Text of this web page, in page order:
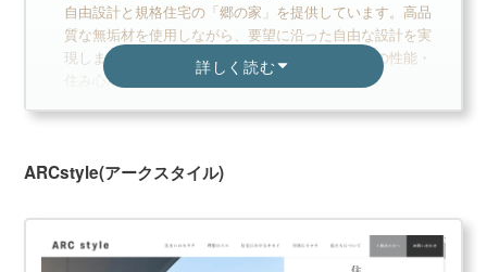
詳しく読む
自由設計と規格住宅の「郷の家」を提供しています。高品
質な無垢材を使用しながら、要望に沿った自由な設計を実
現します。大規模リフォームを行い、新築と同等の性能・
住み心地を提供する「リセット住宅」もあります。
美しく健康的で耐震性にも優れた住宅
を実現。独自の高度な乾燥技術や経験豊富なノウハウを活
でも室外機が外れるだけという実績にもつながっていま
す。
ARCstyle(アークスタイル)